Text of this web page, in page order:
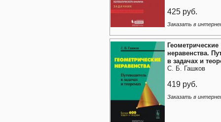
425 руб.
Заказать в
Геометрические
неравенства.
в задачах и
С. Б. Гашков
419 руб.
Заказать в